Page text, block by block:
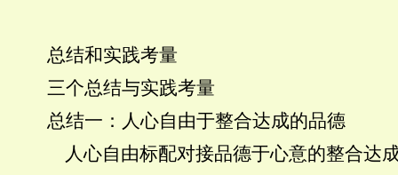
总结和实践考量
三个总结与实践考量
总结一：人心自由于整合达成的品德
人心自由标配对接品德于心意的整合达